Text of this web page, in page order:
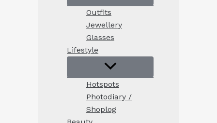
Outfits
Jewellery
Glasses
Lifestyle
Hotspots
Photodiary /
Shoplog